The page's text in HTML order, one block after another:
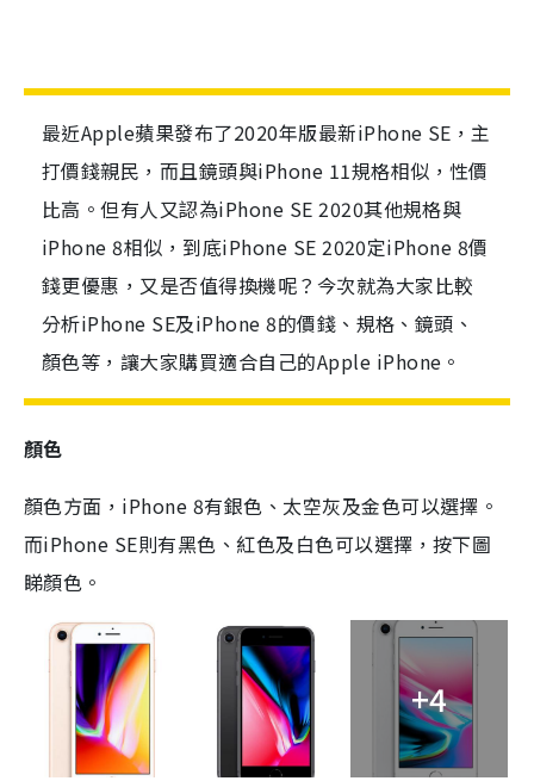
最近Apple蘋果發布了2020年版最新iPhone SE，主
打價錢親民，而且鏡頭與iPhone 11規格相似，性價
比高。但有人又認為iPhone SE 2020其他規格與
iPhone 8相似，到底iPhone SE 2020定iPhone 8價
錢更優惠，又是否值得換機呢？今次就為大家比較
分析iPhone SE及iPhone 8的價錢、規格、鏡頭、
顏色等，讓大家購買適合自己的Apple iPhone。
顏色
顏色方面，iPhone 8有銀色、太空灰及金色可以選擇。
而iPhone SE則有黑色、紅色及白色可以選擇，按下圖
睇顏色。
+4